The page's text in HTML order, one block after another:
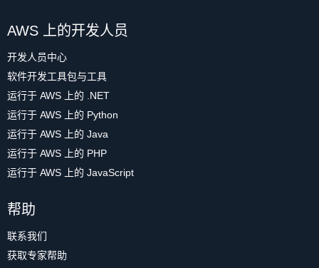
AWS 上的开发人员
开发人员中心
软件开发工具包与工具
运行于 AWS 上的 .NET
运行于 AWS 上的 Python
运行于 AWS 上的 Java
运行于 AWS 上的 PHP
运行于 AWS 上的 JavaScript
帮助
联系我们
获取专家帮助